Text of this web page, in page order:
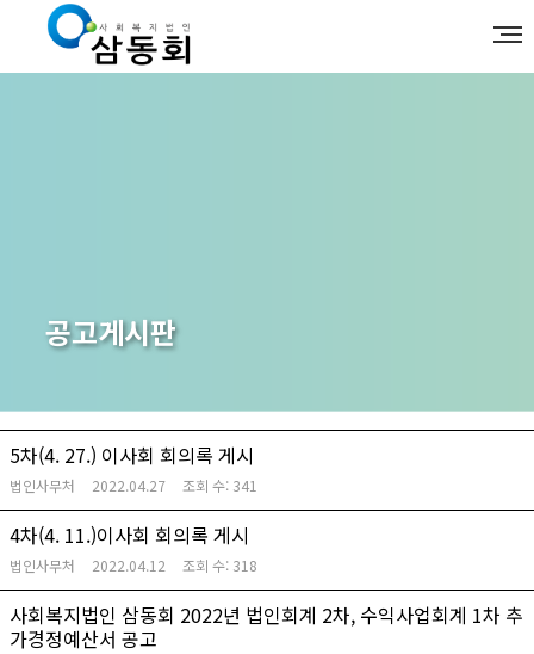
공고게시판
5차(4. 27.) 이사회 회의록 게시
법인사무처 2022.04.27 조회 수: 341
4차(4. 11.)이사회 회의록 게시
법인사무처 2022.04.12 조회 수: 318
사회복지법인 삼동회 2022년 법인회계 2차, 수익사업회계 1차 추
가경정예산서 공고